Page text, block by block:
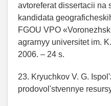
avtoreferat dissertacii na
kandidata
FGOU VPO
agrarnyy universitet im.
2006. – 24 s.
23. Kryuchkov V. G.
prodovol'stvennye